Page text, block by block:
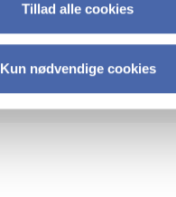
Tillad alle cookies
Kun nødvendige cookies